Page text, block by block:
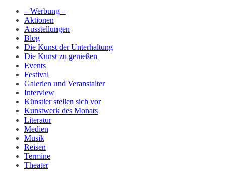
– Werbung –
Aktionen
Ausstellungen
Blog
Die Kunst der Unterhaltung
Die Kunst zu genießen
Events
Festival
Galerien und Veranstalter
Interview
Künstler stellen sich vor
Kunstwerk des Monats
Literatur
Medien
Musik
Reisen
Termine
Theater